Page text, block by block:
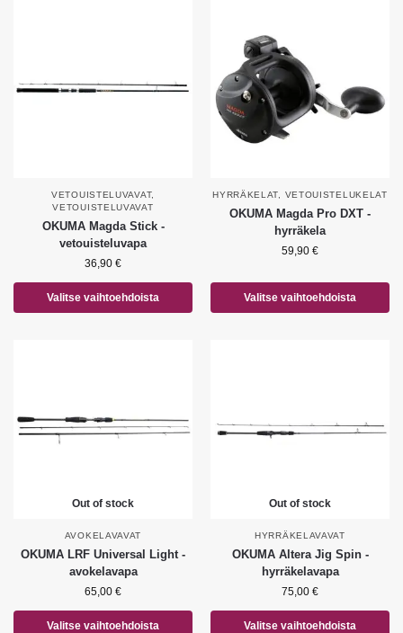
VETOUISTELUVAVAT,
VETOUISTELUVAVAT
OKUMA Magda Stick -
vetouisteluvapa
36,90 €
Valitse vaihtoehdoista
HYRRÄKELAT VETOUISTELUKELAT
OKUMA Magda Pro DXT -
hyrräkela
59,90 €
Valitse vaihtoehdoista
Out of stock
AVOKELAVAVAT
OKUMA LRF Universal Light -
avokelavapa
65,00 €
Valitse vaihtoehdoista
Out of stock
HYRRÄKELAVAVAT
OKUMA Altera Jig Spin -
hyrräkelavapa
75,00 €
Valitse vaihtoehdoista